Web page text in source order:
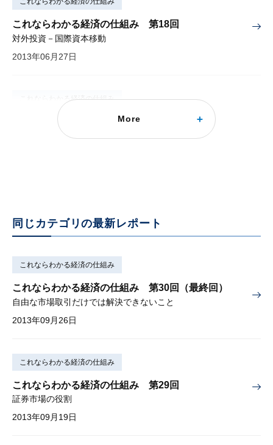
これならわかる経済の仕組み 第18回
対外投資－国際資本移動
2013年06月27日
これならわかる経済の仕組み
これならわかる経済の仕組み 第17回
貿易の役割－国際分業
More
同じカテゴリの最新レポート
これならわかる経済の仕組み
これならわかる経済の仕組み 第30回（最終回）
自由な市場取引だけでは解決できないこと
2013年09月26日
これならわかる経済の仕組み
これならわかる経済の仕組み 第29回
証券市場の役割
2013年09月19日